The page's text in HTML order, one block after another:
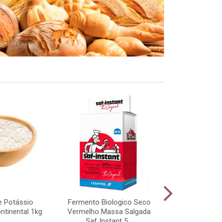
Potássio
1kg
Fermento Biologico Seco
Vermelho Massa Salgada